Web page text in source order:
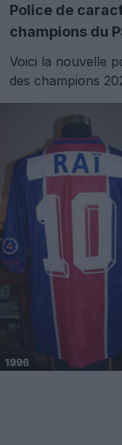
Police de
champions du
Voici la nouvelle
des champions